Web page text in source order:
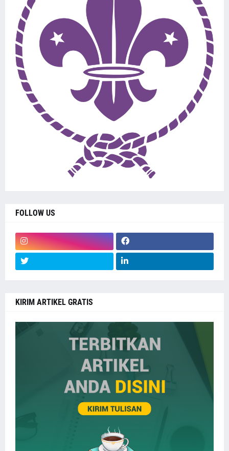
FOLLOW US
KIRIM ARTIKEL GRATIS